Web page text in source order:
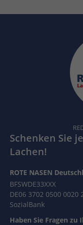
Schenken Sie
Lachen!
ROTE NASEN
BFSWDE33XXX
DE06 3702 0500 0020
SozialBank
Haben Sie Fragen zu